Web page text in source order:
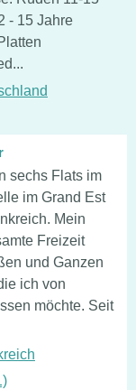
- 15 Jahre
sechs Flats im
im Grand Est
Mein
Freizeit
und Ganzen
ich von
möchte. Seit